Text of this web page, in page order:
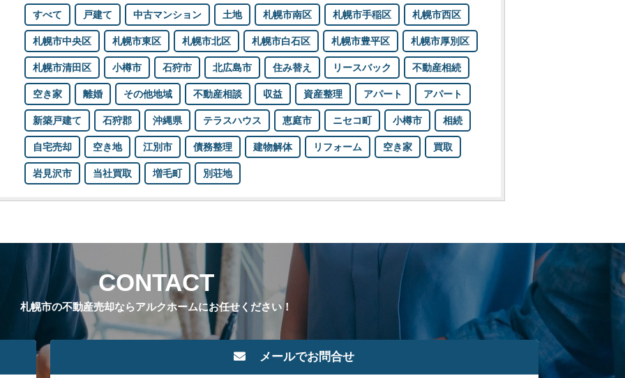
すべて 戸建て 中古マンション 土地 札幌市南区 札幌市手稲区 札幌市西区
札幌市中央区 札幌市東区 札幌市北区 札幌市白石区 札幌市豊平区 札幌市厚別区
札幌市清田区 小樽市 石狩市 北広島市 住み替え リースバック 不動産相続
空き家 離婚 その他地域 不動産相談 収益 資産整理 アパート アパート
新築戸建て 石狩郡 沖縄県 テラスハウス 恵庭市 ニセコ町 小樽市 相続
自宅売却 空き地 江別市 債務整理 建物解体 リフォーム 空き家 買取
岩見沢市 当社買取 増毛町 別荘地
CONTACT
札幌市の不動産売却ならアルクホームにお任せください！
メールでお問合せ